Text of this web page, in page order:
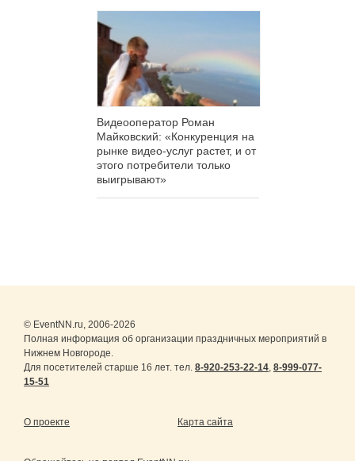
Видеооператор Роман
Майковский: «Конкуренция на
рынке видео-услуг растет, и от
этого потребители только
выигрывают»
© EventNN.ru, 2006-2026
Полная информация об организации праздничных мероприятий в
Нижнем Новгороде.
Для посетителей старше 16 лет. тел. 8-920-253-22-14, 8-999-077-
15-51
О проекте Карта сайта